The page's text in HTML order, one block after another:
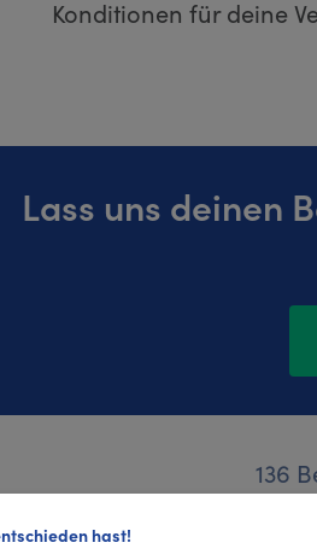
Konditionen für deine
Lass uns deinen
136
hast!